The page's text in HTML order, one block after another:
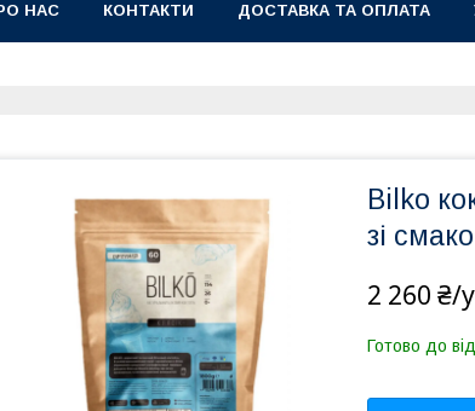
НАС КОНТАКТИ ДОСТАВКА ТА ОПЛАТА
Bilko
зі
2 260 ₴/
Готово до